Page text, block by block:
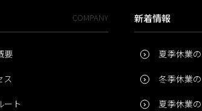
COMPANY
要
ス
ート
新着情報
夏季休業
冬季休業
夏季休業